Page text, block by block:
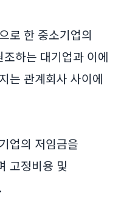
로 한 중소기업의
하는 대기업과 이에
는 관계회사 사이에
업의 저임금을
고정비용 및